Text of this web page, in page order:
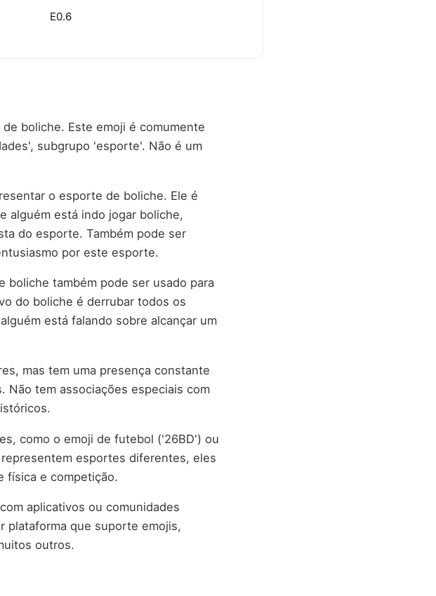
E0.6
boliche. Este emoji é comumente
subgrupo 'esporte'. Não é um
o esporte de boliche. Ele é
alguém está indo jogar boliche,
do esporte. Também pode ser
por este esporte.
boliche também pode ser usado para
do boliche é derrubar todos os
está falando sobre alcançar um
mas tem uma presença constante
Não tem associações especiais com
como o emoji de futebol ('26BD') ou
esportes diferentes, eles
física e competição.
aplicativos ou comunidades
plataforma que suporte emojis,
outros.